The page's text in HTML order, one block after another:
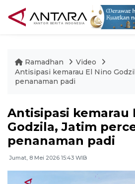
Ramadhan
Video
Antisipasi kemarau El Nino
penanaman padi
Antisipasi kemarau
Godzila, Jatim
penanaman padi
Jumat, 8 Mei 2026 15:43 WIB